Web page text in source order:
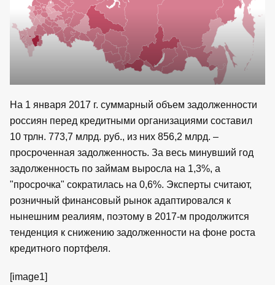
На 1 января 2017 г. суммарный объем задолженности
россиян перед кредитными организациями составил
10 трлн. 773,7 млрд. руб., из них 856,2 млрд. –
просроченная задолженность. За весь минувший год
задолженность по займам выросла на 1,3%, а
"просрочка" сократилась на 0,6%. Эксперты считают,
розничный финансовый рынок адаптировался к
нынешним реалиям, поэтому в 2017-м продолжится
тенденция к снижению задолженности на фоне роста
кредитного портфеля.
[image1]